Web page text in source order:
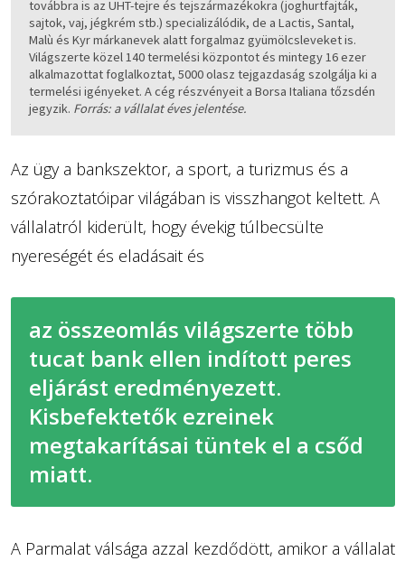
továbbra is az UHT-tejre és tejszármazékokra (joghurtfajták,
sajtok, vaj, jégkrém stb.) specializálódik, de a Lactis, Santal,
Malù és Kyr márkanevek alatt forgalmaz gyümölcsleveket is.
Világszerte közel 140 termelési központot és mintegy 16 ezer
alkalmazottat foglalkoztat, 5000 olasz tejgazdaság szolgálja ki a
termelési igényeket. A cég részvényeit a Borsa Italiana tőzsdén
jegyzik. Forrás: a vállalat éves jelentése.
Az ügy a bankszektor, a sport, a turizmus és a
szórakoztatóipar világában is visszhangot keltett. A
vállalatról kiderült, hogy évekig túlbecsülte
nyereségét és eladásait és
az összeomlás világszerte több
tucat bank ellen indított peres
eljárást eredményezett.
Kisbefektetők ezreinek
megtakarításai tüntek el a csőd
miatt.
A Parmalat válsága azzal kezdődött, amikor a vállalat